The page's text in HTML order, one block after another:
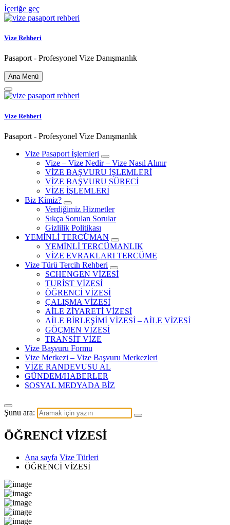
İçeriğe geç
Vize Rehberi
Pasaport - Profesyonel Vize Danışmanlık
Ana Menü
Vize Rehberi
Pasaport - Profesyonel Vize Danışmanlık
Vize Pasaport İşlemleri
Vize – Vize Nedir – Vize Nasıl Alınır
VİZE BAŞVURU İŞLEMLERİ
VİZE BAŞVURU SÜRECİ
VİZE İŞLEMLERİ
Biz Kimiz?
Verdiğimiz Hizmetler
Sıkça Sorulan Sorular
Gizlilik Politikası
YEMİNLİ TERCÜMAN
YEMİNLİ TERCÜMANLIK
VİZE EVRAKLARI TERCÜME
Vize Türü Tercih Rehberi
SCHENGEN VİZESİ
TURİST VİZESİ
ÖĞRENCİ VİZESİ
ÇALIŞMA VİZESİ
AİLE ZİYARETİ VİZESİ
AİLE BİRLEŞİMİ VİZESİ – AİLE VİZESİ
GÖÇMEN VİZESİ
TRANSİT VİZE
Vize Başvuru Formu
Vize Merkezi – Vize Başvuru Merkezleri
VİZE RANDEVUSU AL
GÜNDEM/HABERLER
SOSYAL MEDYADA BİZ
Şunu ara:
ÖĞRENCİ VİZESİ
Ana sayfa Vize Türleri
ÖĞRENCİ VİZESİ